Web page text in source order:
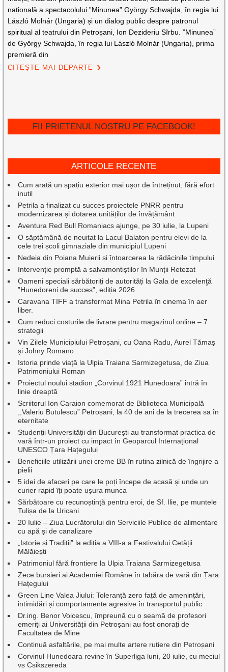
națională a spectacolului ”Minunea” György Schwajda, în regia lui
László Molnár (Ungaria) și un dialog public despre patronul
spiritual al teatrului din Petroșani, Ion Dezideriu Sîrbu. ”Minunea”
de György Schwajda, în regia lui László Molnár (Ungaria), prima
premieră din
CITEȘTE MAI DEPARTE
FII PRIETENUL NOSTRU PE FACEBOOK!
ARTICOLE RECENTE
Cum arată un spațiu exterior mai ușor de întreținut, fără efort
inutil
Petrila a finalizat cu succes proiectele PNRR pentru
modernizarea și dotarea unităților de învățământ
Aventura Red Bull Romaniacs ajunge, pe 30 iulie, la Lupeni
O săptămână de neuitat la Lacul Balaton pentru elevi de la
cele trei școli gimnaziale din municipiul Lupeni
Nedeia din Poiana Muierii și întoarcerea la rădăcinile timpului
Intervenție promptă a salvamontiștilor în Munții Retezat
Oameni speciali sărbătoriți de autorități la Gala de excelenţă
”Hunedoreni de succes”, ediția 2026
Caravana TIFF a transformat Mina Petrila în cinema în aer
liber.
Cum reduci costurile de livrare pentru magazinul online – 7
strategii
Vin Zilele Municipiului Petroșani, cu Oana Radu, Aurel Tămaș
și Johny Romano
Istoria prinde viață la Ulpia Traiana Sarmizegetusa, de Ziua
Patrimoniului Roman
Proiectul noului stadion „Corvinul 1921 Hunedoara” intră în
linie dreaptă
Scriitorul Ion Caraion comemorat de Biblioteca Municipală
,,Valeriu Butulescu” Petroșani, la 40 de ani de la trecerea sa în
eternitate
Studenții Universității din București au transformat practica de
vară într-un proiect cu impact în Geoparcul Internațional
UNESCO Țara Hațegului
Beneficiile utilizării unei creme BB în rutina zilnică de îngrijire a
pielii
5 idei de afaceri pe care le poți începe de acasă și unde un
curier rapid îți poate ușura munca
Sărbătoare cu recunoștință pentru eroi, de Sf. Ilie, pe muntele
Tulișa de la Uricani
20 Iulie – Ziua Lucrătorului din Serviciile Publice de alimentare
cu apă și de canalizare
„Istorie și Tradiții” la ediția a VIII-a a Festivalului Cetății
Mălăiești
Patrimoniul fără frontiere la Ulpia Traiana Sarmizegetusa
Zece bursieri ai Academiei Române în tabăra de vară din Țara
Hațegului
Green Line Valea Jiului: Toleranță zero față de amenințări,
intimidări și comportamente agresive în transportul public
Dr.ing. Benor Voicescu, împreună cu o seamă de profesori
emeriți ai Universității din Petroșani au fost onorați de
Facultatea de Mine
Continuă asfaltările, pe mai multe artere rutiere din Petroșani
Corvinul Hunedoara revine în Superliga luni, 20 iulie, cu meciul
vs Csikszereda